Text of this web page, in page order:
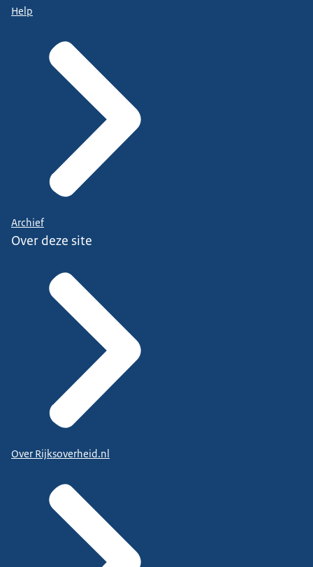
Help
Archief
Over deze site
Over Rijksoverheid.nl